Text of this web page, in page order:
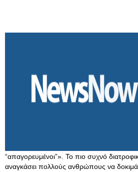
“απαγορευμένοι”». Το πιο συχνό
αναγκάσει πολλούς ανθρώπους να